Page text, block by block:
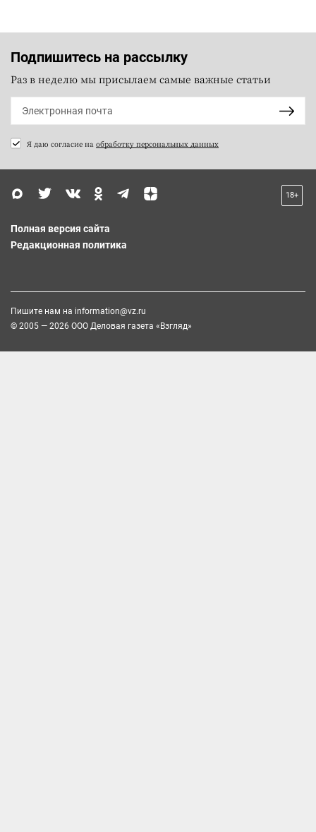
Подпишитесь на рассылку
Раз в неделю мы присылаем самые важные статьи
Я даю согласие на обработку персональных данных
18+
Полная версия сайта
Редакционная политика
Пишите нам на information@vz.ru
© 2005 — 2026 ООО Деловая газета «Взгляд»